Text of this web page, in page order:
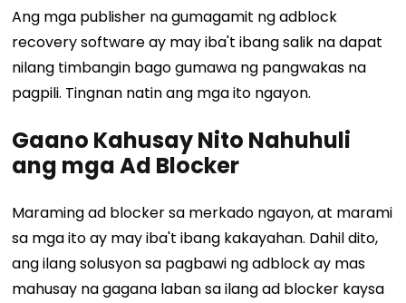
Ang mga publisher na gumagamit ng adblock
recovery software ay may iba't ibang salik na dapat
nilang timbangin bago gumawa ng pangwakas na
pagpili. Tingnan natin ang mga ito ngayon.
Gaano Kahusay Nito Nahuhuli
ang mga Ad Blocker
Maraming ad blocker sa merkado ngayon, at marami
sa mga ito ay may iba't ibang kakayahan. Dahil dito,
ang ilang solusyon sa pagbawi ng adblock ay mas
mahusay na gagana laban sa ilang ad blocker kaysa